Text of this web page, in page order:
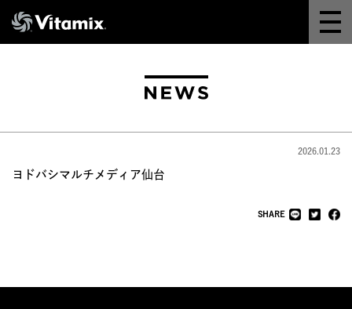
オンラインストア
2026.01.23
ヨドバシマルチメディア仙台
SHARE